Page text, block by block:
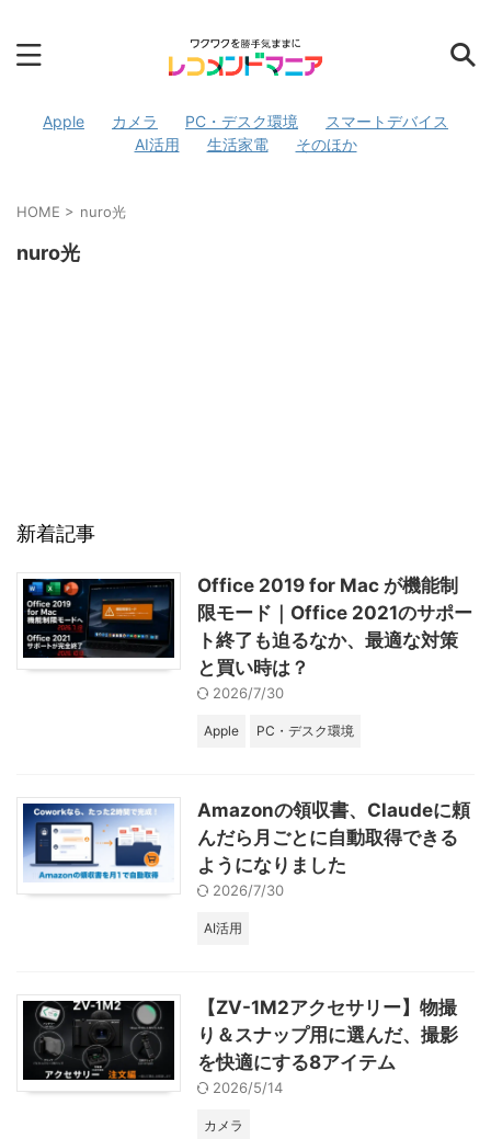
Apple カメラ PC・デスク環境
スマートデバイス
AI活用
生活家電 そのほか
HOME > nuro光
nuro光
新着記事
Office 2019 for Mac が機能制
限モード｜Office 2021のサポー
ト終了も迫るなか、最適な対策
と買い時は？
2026/7/30
Apple PC・デスク環境
Amazonの領収書、Claudeに頼
んだら月ごとに自動取得できる
ようになりました
2026/7/30
AI活用
【ZV-1M2アクセサリー】物撮
り＆スナップ用に選んだ、撮影
を快適にする8アイテム
2026/5/14
カメラ